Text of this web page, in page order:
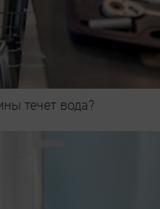
течет вода?